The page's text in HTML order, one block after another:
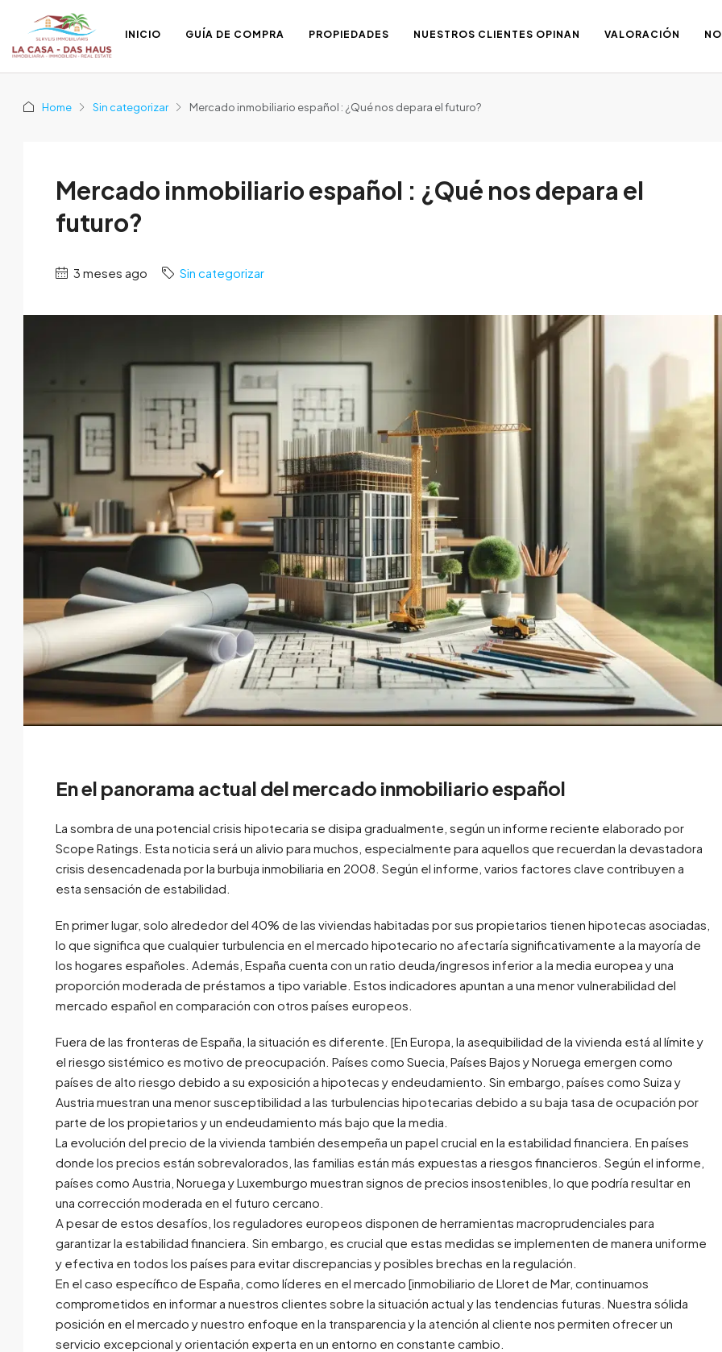
INICIO GUÍA DE COMPRA PROPIEDADES NUESTROS CLIENTES OPINAN VALORACIÓN
Home Sin categorizar Mercado inmobiliario español : ¿Qué nos depara el futuro?
Mercado inmobiliario español : ¿Qué nos depara el
futuro?
3 meses ago Sin categorizar
En el panorama actual del mercado inmobiliario español
La sombra de una potencial crisis hipotecaria se disipa gradualmente, según un informe reciente elaborado por
Scope Ratings. Esta noticia será un alivio para muchos, especialmente para aquellos que recuerdan la devastadora
crisis desencadenada por la burbuja inmobiliaria en 2008. Según el informe, varios factores clave contribuyen a
esta sensación de estabilidad.
En primer lugar, solo alrededor del 40% de las viviendas habitadas por sus propietarios tienen hipotecas asociadas,
lo que significa que cualquier turbulencia en el mercado hipotecario no afectaría significativamente a la mayoría de
los hogares españoles. Además, España cuenta con un ratio deuda/ingresos inferior a la media europea y una
proporción moderada de préstamos a tipo variable. Estos indicadores apuntan a una menor vulnerabilidad del
mercado español en comparación con otros países europeos.
Fuera de las fronteras de España, la situación es diferente. [En Europa, la asequibilidad de la vivienda está al límite y
el riesgo sistémico es motivo de preocupación. Países como Suecia, Países Bajos y Noruega emergen como
países de alto riesgo debido a su exposición a hipotecas y endeudamiento. Sin embargo, países como Suiza y
Austria muestran una menor susceptibilidad a las turbulencias hipotecarias debido a su baja tasa de ocupación por
parte de los propietarios y un endeudamiento más bajo que la media.
La evolución del precio de la vivienda también desempeña un papel crucial en la estabilidad financiera. En países
donde los precios están sobrevalorados, las familias están más expuestas a riesgos financieros. Según el informe,
países como Austria, Noruega y Luxemburgo muestran signos de precios insostenibles, lo que podría resultar en
una corrección moderada en el futuro cercano.
A pesar de estos desafíos, los reguladores europeos disponen de herramientas macroprudenciales para
garantizar la estabilidad financiera. Sin embargo, es crucial que estas medidas se implementen de manera uniforme
y efectiva en todos los países para evitar discrepancias y posibles brechas en la regulación.
En el caso específico de España, como líderes en el mercado [inmobiliario de Lloret de Mar, continuamos
comprometidos en informar a nuestros clientes sobre la situación actual y las tendencias futuras. Nuestra sólida
posición en el mercado y nuestro enfoque en la transparencia y la atención al cliente nos permiten ofrecer un
servicio excepcional y orientación experta en un entorno en constante cambio.